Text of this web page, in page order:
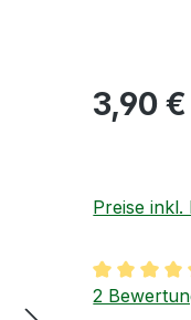
Regulärer
3,90 €
Preise inkl.
2